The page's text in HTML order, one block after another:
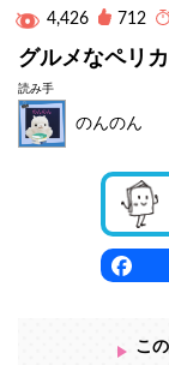
4,426
712
グルメなペリ
読み手
のんのん
こ